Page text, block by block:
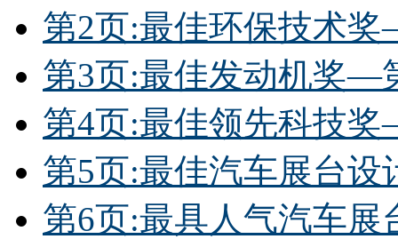
第2页:最佳环保技术
第3页:最佳发动机奖—
第4页:最佳领先科技
第5页:最佳汽车展台
第6页:最具人气汽车